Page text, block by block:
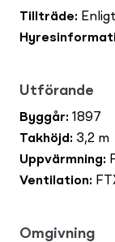
Tillträde:
Utförande
Byggår: 1897
Takhöjd : 3,2 m
Uppvärmning:
Ventilation:
Omgivning